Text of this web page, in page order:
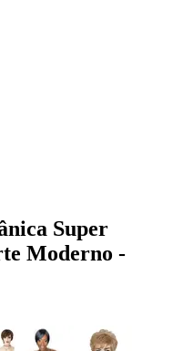
Super
Moderno -